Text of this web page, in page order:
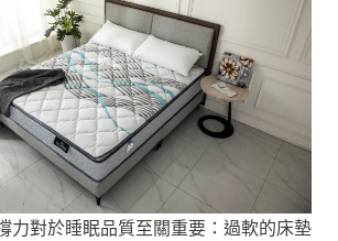
力對於睡眠品質至關重要：過軟的床墊